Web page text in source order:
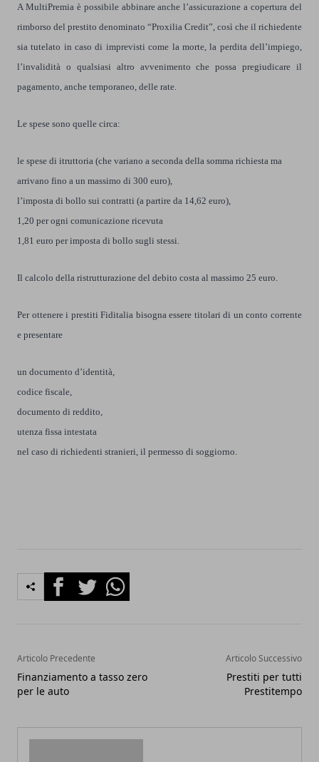
A MultiPremia è possibile abbinare anche l’assicurazione a copertura del
rimborso del prestito denominato “Proxilia Credit”, così che il richiedente
sia tutelato in caso di imprevisti come la morte, la perdita dell’impiego,
l’invalidità o qualsiasi altro avvenimento che possa pregiudicare il
pagamento, anche temporaneo, delle rate.
Le spese sono quelle circa:
le spese di itruttoria (che variano a seconda della somma richiesta ma
arrivano fino a un massimo di 300 euro),
l’imposta di bollo sui contratti (a partire da 14,62 euro),
1,20 per ogni comunicazione ricevuta
1,81 euro per imposta di bollo sugli stessi.
Il calcolo della ristrutturazione del debito costa al massimo 25 euro.
Per ottenere i prestiti Fiditalia bisogna essere titolari di un conto corrente
e presentare
un documento d’identità,
codice fiscale,
documento di reddito,
utenza fissa intestata
nel caso di richiedenti stranieri, il permesso di soggiorno.
FacebookTwitterWhatsapp
Articolo Precedente
Finanziamento a tasso zero
per le auto
Articolo Successivo
Prestiti per tutti
Prestitempo